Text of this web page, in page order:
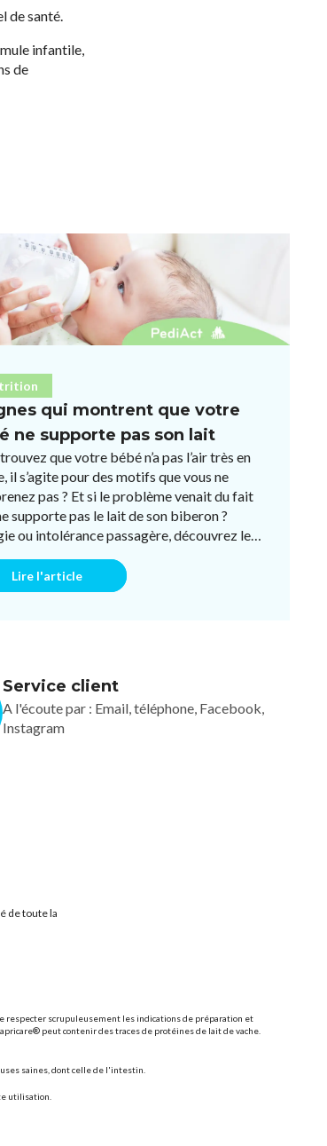
de santé.
infantile,
de
qui montrent que votre
ne supporte pas son lait
que votre bébé n’a pas l’air très en
il s’agite pour des motifs que vous ne
pas ? Et si le problème venait du fait
supporte pas le lait de son biberon ?
ou intolérance passagère, découvrez les
Lire l'article
Service client
A l'écoute par : Email, téléphone, Facebook,
Instagram
de toute la
respecter scrupuleusement les indications de préparation et
peut contenir des traces de protéines de lait de vache.
saines, dont celle de l'intestin.
utilisation.